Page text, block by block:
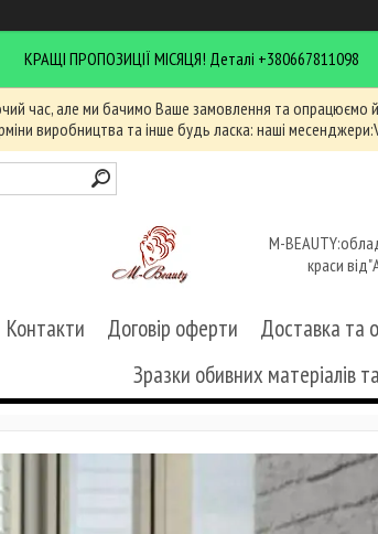
КРАЩІ ПРОПОЗИЦІЇ МІСЯЦЯ! Деталі +380667811098
час, але ми бачимо Ваше замовлення та
виробництва та інше будь ласка: наші
M-
краси
Контакти Договір оферти Доставка та
Зразки обивних матеріалів